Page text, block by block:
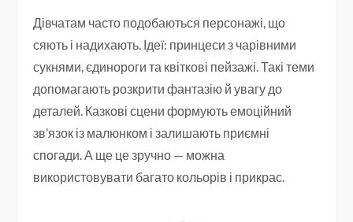
Дівчатам часто подобаються персонажі, що
сяють і надихають. Ідеї: принцеси з чарівними
сукнями, єдинороги та квіткові пейзажі. Такі теми
допомагають розкрити фантазію й увагу до
деталей. Казкові сцени формують емоційний
зв’язок із малюнком і залишають приємні
спогади. А ще це зручно — можна
використовувати багато кольорів і прикрас.